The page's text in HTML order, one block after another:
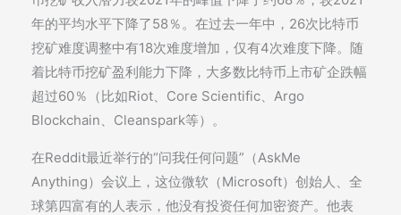
年的平均水平下降了58％。在过去一年中，26次比特币
挖矿难度调整中有18次难度增加，仅有4次难度下降。随
着比特币挖矿盈利能力下降，大多数比特币上市矿企跌幅
超过60％（比如Riot、Core Scientific、Argo
Blockchain、Cleanspark等）。
在Reddit最近举行的“问我任何问题”（AskMe
Anything）会议上，这位微软（Microsoft）创始人、全
球第四富有的人表示，他没有投资任何加密资产。他表